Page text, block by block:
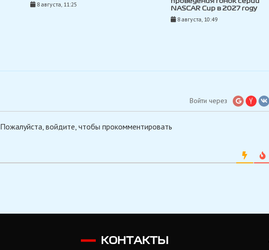
8 августа, 11:25
NASCAR Cup в 2027 году
8 августа, 10:49
Войти через
Пожалуйста, войдите, чтобы прокомментировать
КОНТАКТЫ